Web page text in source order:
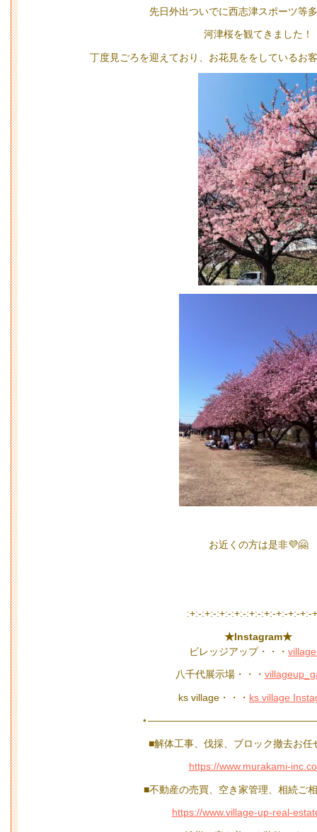
先日外出ついでに西志津スポーツ等
河津桜を観てきました！
丁度見ごろを迎えており、お花見ををしているお
お近くの方は是非💜🤗
:+:-:+:-:+:-:+:-:+:-:+:-+:-+:-+:-
★Instagram★
ビレッジアップ・・・
八千代展示場・・・
ks village・・・ ks village
■解体工事、伐採、ブロック撤去お任
https://www.murakami-
■不動産の売買、空き家管理、相続ご
https://www.village-up-real-